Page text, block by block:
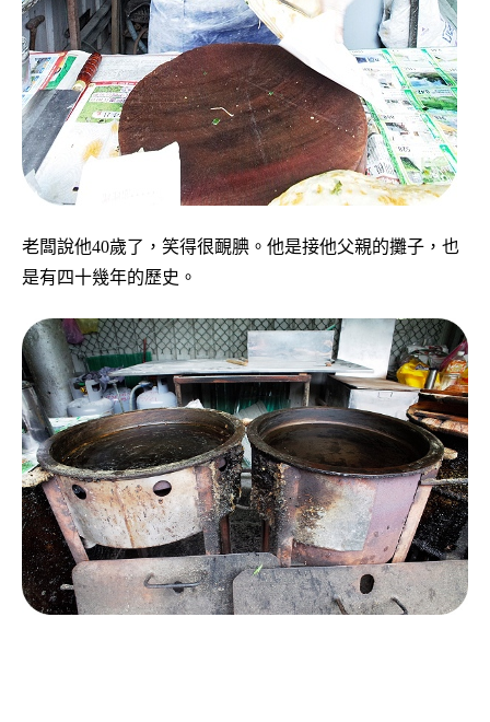
老闆說他40歲了，笑得很靦腆。他是接他父親的攤子，也
是有四十幾年的歷史。